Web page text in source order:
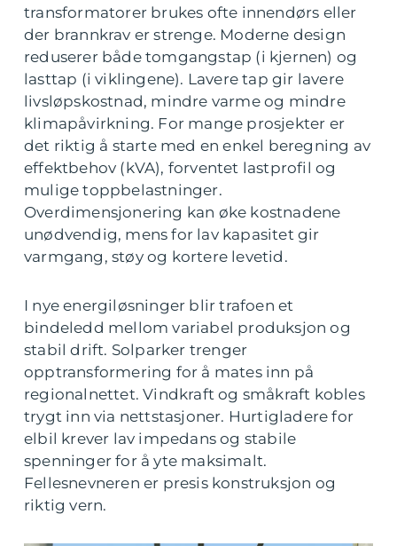
transformatorer brukes ofte innendørs eller
der brannkrav er strenge. Moderne design
reduserer både tomgangstap (i kjernen) og
lasttap (i viklingene). Lavere tap gir lavere
livsløpskostnad, mindre varme og mindre
klimapåvirkning. For mange prosjekter er
det riktig å starte med en enkel beregning av
effektbehov (kVA), forventet lastprofil og
mulige toppbelastninger.
Overdimensjonering kan øke kostnadene
unødvendig, mens for lav kapasitet gir
varmgang, støy og kortere levetid.
I nye energiløsninger blir trafoen et
bindeledd mellom variabel produksjon og
stabil drift. Solparker trenger
opptransformering for å mates inn på
regionalnettet. Vindkraft og småkraft kobles
trygt inn via nettstasjoner. Hurtigladere for
elbil krever lav impedans og stabile
spenninger for å yte maksimalt.
Fellesnevneren er presis konstruksjon og
riktig vern.